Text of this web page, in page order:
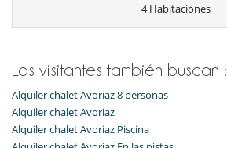
4 Habitaciones
Los visitantes también buscan :
Alquiler chalet Avoriaz 8 personas
Alquiler chalet Avoriaz
Alquiler chalet Avoriaz Piscina